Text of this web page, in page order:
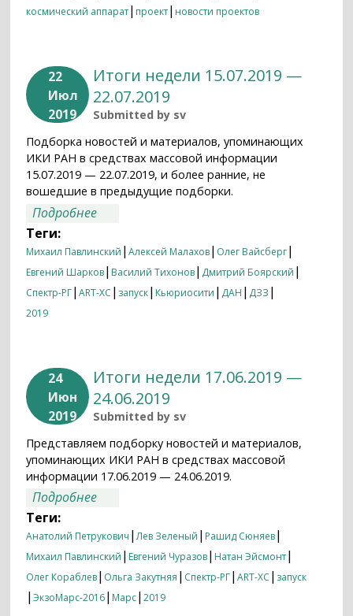
космический аппарат| проект| новости проектов
22
Июл
2019
Итоги недели 15.07.2019 —
22.07.2019
Submitted by sv
Подборка новостей и материалов, упоминающих
ИКИ РАН в средствах массовой информации
15.07.2019 — 22.07.2019, и более ранние, не
вошедшие в предыдущие подборки.
Подробнее
Теги:
Михаил Павлинский |Алексей Малахов| Олег Вайсберг|
Евгений Шарков| Василий Тихонов| Дмитрий Боярский |
Спектр-РГ|ART-XC | запуск| Кьюриосити | ДАН | ДЗЗ |
2019
24
Июн
2019
Итоги недели 17.06.2019 —
24.06.2019
Submitted by sv
Представляем подборку новостей и материалов,
упоминающих ИКИ РАН в средствах массовой
информации 17.06.2019 — 24.06.2019.
Подробнее
Теги:
Анатолий Петрукович |Лев Зеленый | Рашид Сюняев|
Михаил Павлинский | Евгений Чуразов| Натан Эйсмонт|
Олег Кораблев| Ольга Закутняя | Спектр-РГ|ART-XC | запуск
|ЭкзоМарс-2016| Марс|2019